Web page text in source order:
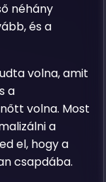
néhány
és a
volna, amit
a
volna. Most
a
el, hogy a
csapdába.